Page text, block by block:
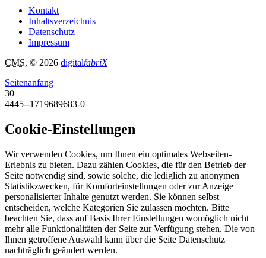
Kontakt
Inhaltsverzeichnis
Datenschutz
Impressum
CMS, © 2026 digitalfabriX
Seitenanfang
30
4445--1719689683-0
Cookie-Einstellungen
Wir verwenden Cookies, um Ihnen ein optimales Webseiten-
Erlebnis zu bieten. Dazu zählen Cookies, die für den Betrieb der
Seite notwendig sind, sowie solche, die lediglich zu anonymen
Statistikzwecken, für Komforteinstellungen oder zur Anzeige
personalisierter Inhalte genutzt werden. Sie können selbst
entscheiden, welche Kategorien Sie zulassen möchten. Bitte
beachten Sie, dass auf Basis Ihrer Einstellungen womöglich nicht
mehr alle Funktionalitäten der Seite zur Verfügung stehen. Die von
Ihnen getroffene Auswahl kann über die Seite Datenschutz
nachträglich geändert werden.